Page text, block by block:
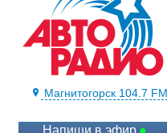
Магнитогорск 104.7 FM
Напиши в эфир